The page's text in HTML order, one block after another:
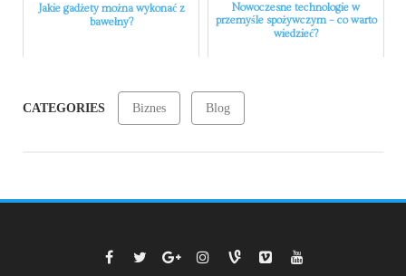
Jakie gadżety można wykonać z
bawełny?
Nowoczesne technologie w
przemyśle spożywczym – co warto
wiedzieć?
CATEGORIES Biznes Blog